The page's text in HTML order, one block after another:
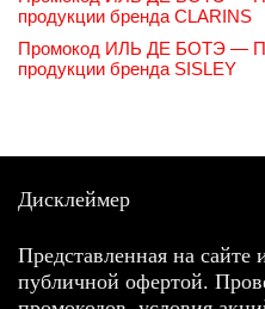
продукции бренда CLARINS
Промокод ИЛЬ ДЕ БОТЭ —
продукции бренда SISLEY
Дисклеймер
Представленная на сайте
публичной офертой.